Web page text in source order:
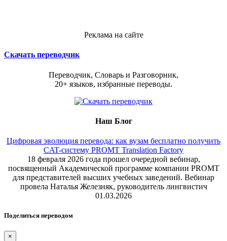
Реклама на сайте
Скачать переводчик
Переводчик, Словарь и Разговорник,
20+ языков, избранные переводы.
Наш Блог
Цифровая эволюция перевода: как вузам бесплатно получить
CAT-систему PROMT Translation Factory
18 февраля 2026 года прошел очередной вебинар,
посвященный Академической программе компании PROMT
для представителей высших учебных заведений. Вебинар
провела Наталья Железняк, руководитель лингвистич
01.03.2026
Поделиться переводом
×